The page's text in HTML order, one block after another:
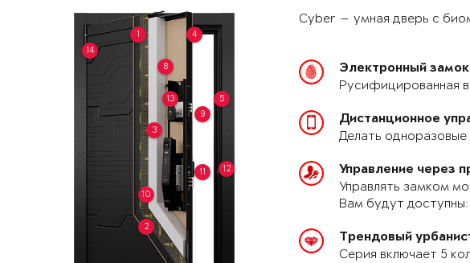
1
2
3
4
5
8
9
10
11 12
13
14
Cyber — умная дверь с
Электронный замок
Русифицированная
Дистанционное
Делать одноразовые
Управление через
Управлять замком
Вам будут
Трендовый
Серия включает 5